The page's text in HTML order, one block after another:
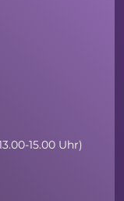
15.00 Uhr)